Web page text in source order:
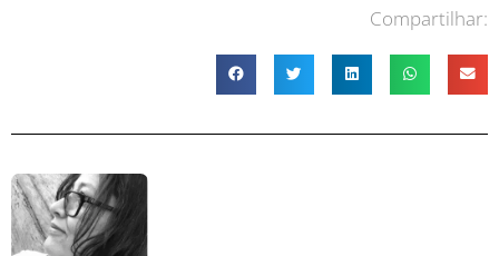
Compartilhar: